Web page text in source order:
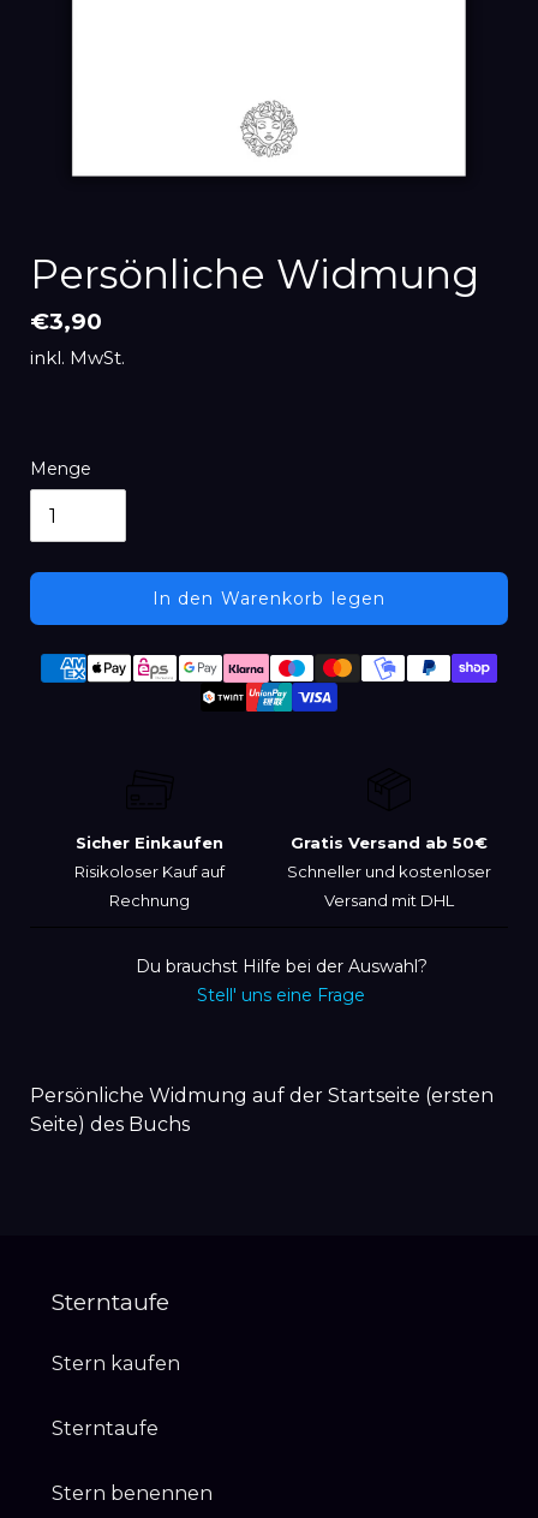
Persönliche Widmung
Normaler
Preis
€3,90
inkl. MwSt.
Menge
In den Warenkorb legen
Produkt
Zahlungsmethoden
Sicher Einkaufen
Risikoloser Kauf auf
Rechnung
Gratis Versand ab 50€
Schneller und kostenloser
Versand mit DHL
Du brauchst Hilfe bei der Auswahl?
Stell' uns eine Frage
Persönliche Widmung auf der Startseite (ersten
Seite) des Buchs
Sterntaufe
Stern kaufen
Sterntaufe
Stern benennen